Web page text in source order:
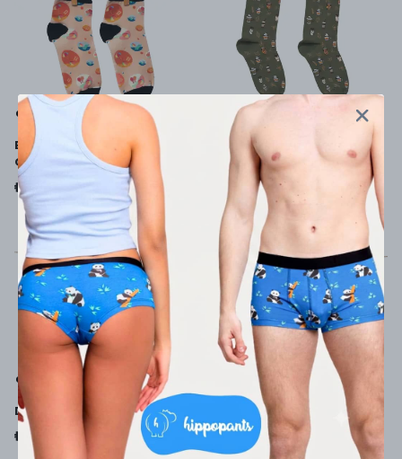
Beach Please Bambu
Çorap
₺ 349.00
Coffee Time! Çorap
₺ 249.00
Dino's Friends Çorap
₺ 249.00
Hippotify Çorap
₺ 249.00